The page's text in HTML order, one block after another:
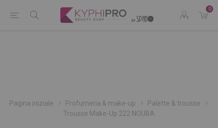
0
Pagina iniziale Profumeria & make-up
Palette & trousse
Trousse Make-Up 222 NOUBA